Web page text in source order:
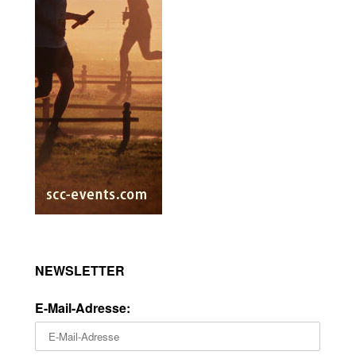
NEWSLETTER
E-Mail-Adresse: